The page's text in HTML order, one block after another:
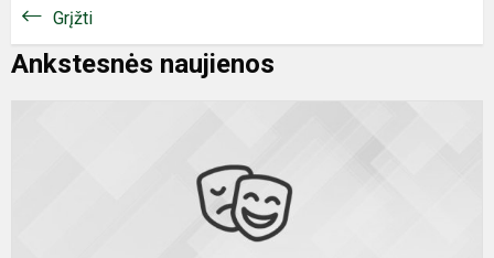
Grįžti
Ankstesnės naujienos